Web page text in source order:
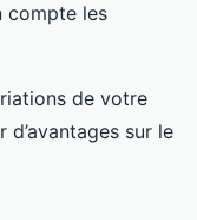
compte les
de votre
sur le